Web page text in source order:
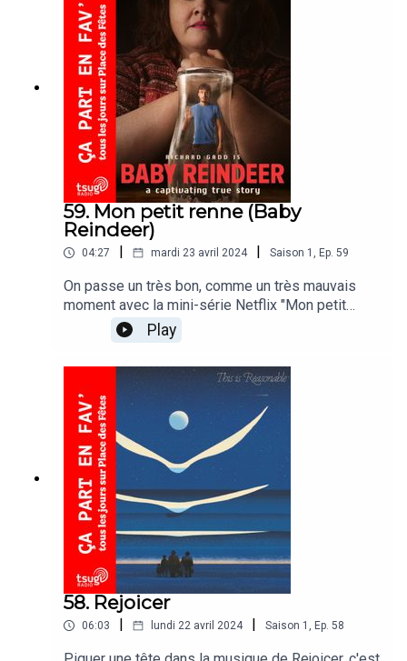
59. Mon petit renne (Baby
Reindeer)
04:27 mardi 23 avril 2024 Saison 1 , Ep. 59
On passe un très bon, comme un très mauvais
moment avec la mini-série Netflix "Mon petit
renne (Baby Reindeer)" Jean, lui, croque à pleine
dents cette madeleine de Proust puisque dans la
série, un titre de Three Dog Night retenti et le
plonge en enfance.Three Dog Night - One
Play
58. Rejoicer
06:03 lundi 22 avril 2024 Saison 1 , Ep. 58